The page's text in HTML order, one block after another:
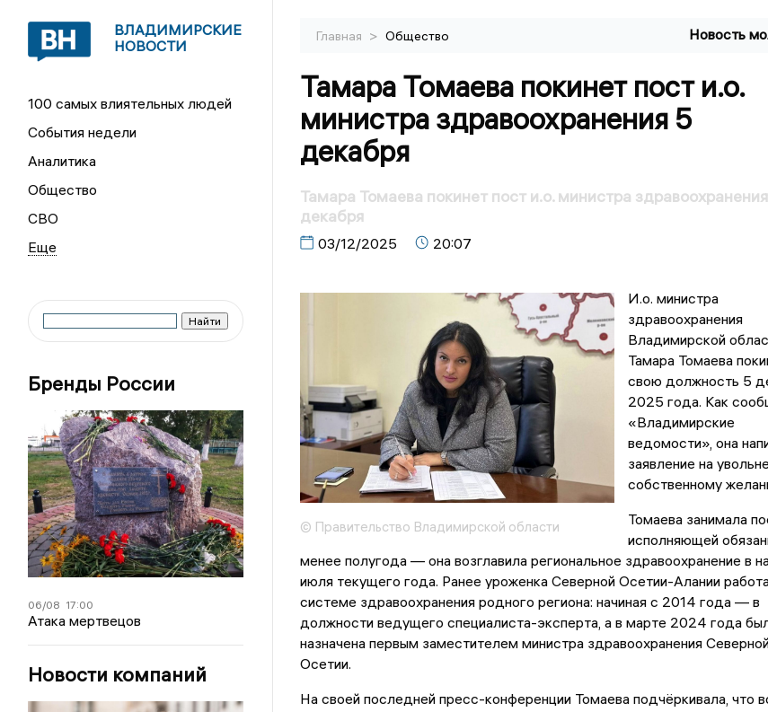
ВЛАДИМИРСКИЕ
НОВОСТИ
100 самых влиятельных людей
События недели
Аналитика
Общество
СВО
Бренды России
06/08 17:00
Атака мертвецов
Новости компаний
Главная > Общество Новость
Тамара Томаева покинет пост и.о.
министра здравоохранения 5
декабря
Тамара Томаева покинет пост и.о. министра
декабря
03/12/2025 20:07
© Правительство Владимирской области
И.о. министра
здравоохранения
Владимирской
Тамара Томаева
свою должность 5
2025 года. Как
«Владимирские
ведомости», она
заявление на
собственному
Томаева занимала
исполняющей
менее полугода — она возглавила региональное здравоохранение в
июля текущего года. Ранее уроженка Северной Осетии-Алании
системе здравоохранения родного региона: начиная с 2014 года — в
должности ведущего специалиста-эксперта, а в марте 2024 года
назначена первым заместителем министра здравоохранения
Осетии.
На своей последней пресс-конференции Томаева подчёркивала, что